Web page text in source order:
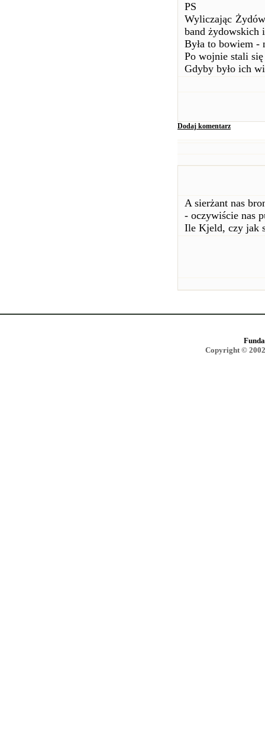
PS
Wyliczając
band żydowskich
Była to bowiem -
Po wojnie stali
Gdyby było ich
Dodaj komentarz
A sierżant nas
- oczywiście nas
Ile Kjeld, czy jak
Copyright ©